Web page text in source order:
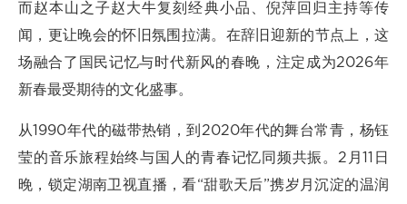
而赵本山之子赵大牛复刻经典小品、倪萍回归主持等传
闻，更让晚会的怀旧氛围拉满。在辞旧迎新的节点上，这
场融合了国民记忆与时代新风的春晚，注定成为2026年
新春最受期待的文化盛事。
从1990年代的磁带热销，到2020年代的舞台常青，杨钰
莹的音乐旅程始终与国人的青春记忆同频共振。2月11日
晚，锁定湖南卫视直播，看“甜歌天后”携岁月沉淀的温润